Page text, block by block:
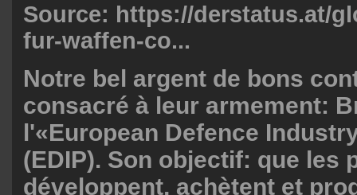
Source: https://derstatus.at/
fur-waffen-co...
Notre bel argent de bons
consacré à leur armement:
l'«European Defence
(EDIP). Son objectif: que les
développent, achètent et